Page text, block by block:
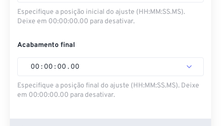
Especifique a posição inicial do ajuste (HH:MM:SS.MS).
Deixe em 00:00:00.00 para desativar.
Acabamento final
00 : 00 : 00 . 00
Especifique a posição final do ajuste (HH:MM:SS.MS). Deixe
em 00:00:00.00 para desativar.